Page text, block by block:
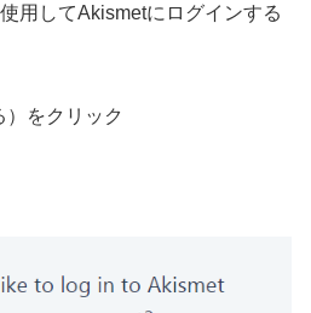
用してAkismetにログインする
）をクリック